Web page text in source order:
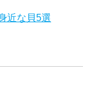
近な貝5選